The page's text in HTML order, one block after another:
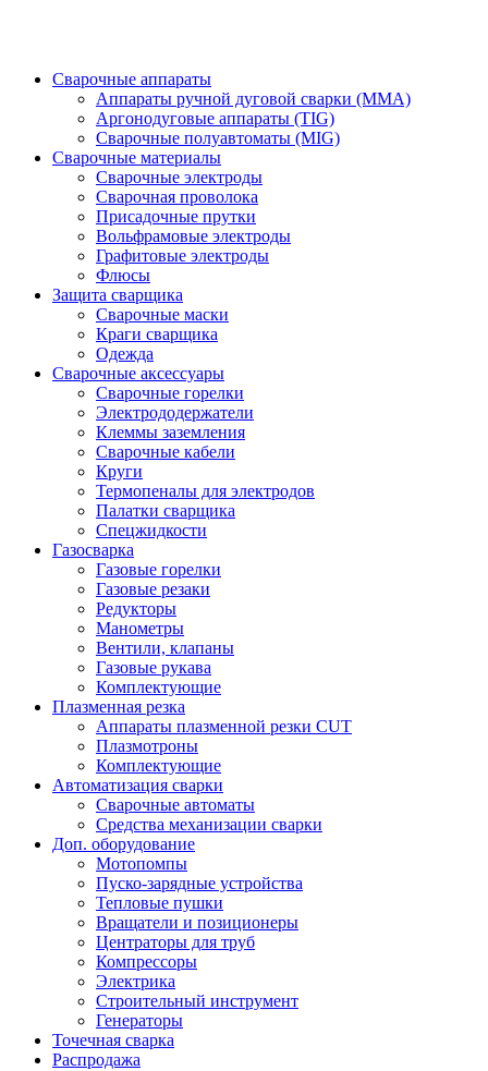
Сварочные аппараты
Аппараты ручной дуговой сварки (MMA)
Аргонодуговые аппараты (TIG)
Сварочные полуавтоматы (MIG)
Сварочные материалы
Сварочные электроды
Сварочная проволока
Присадочные прутки
Вольфрамовые электроды
Графитовые электроды
Флюсы
Защита сварщика
Сварочные маски
Краги сварщика
Одежда
Сварочные аксессуары
Сварочные горелки
Электрододержатели
Клеммы заземления
Сварочные кабели
Круги
Термопеналы для электродов
Палатки сварщика
Спецжидкости
Газосварка
Газовые горелки
Газовые резаки
Редукторы
Манометры
Вентили, клапаны
Газовые рукава
Комплектующие
Плазменная резка
Аппараты плазменной резки CUT
Плазмотроны
Комплектующие
Автоматизация сварки
Сварочные автоматы
Средства механизации сварки
Доп. оборудование
Мотопомпы
Пуско-зарядные устройства
Тепловые пушки
Вращатели и позиционеры
Центраторы для труб
Компрессоры
Электрика
Строительный инструмент
Генераторы
Точечная сварка
Распродажа